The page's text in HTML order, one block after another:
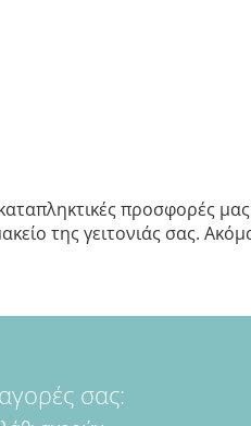
προσφορές
της γειτονιάς σας.
σας: